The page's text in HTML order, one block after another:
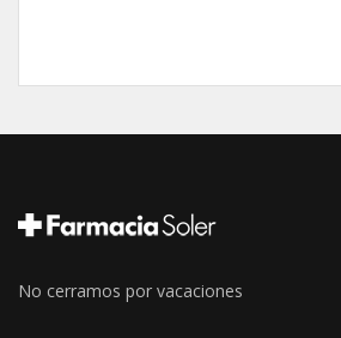
No cerramos por vacaciones